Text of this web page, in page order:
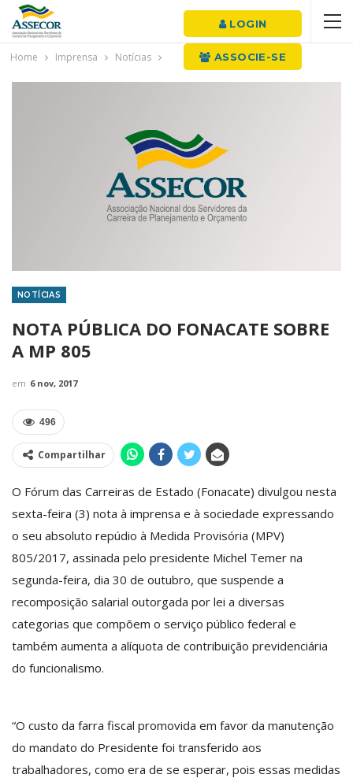
LOGIN
ASSOCIE-SE
Home Imprensa Notícias
NOTÍCIAS
NOTA PÚBLICA DO FONACATE SOBRE
A MP 805
em 6 nov, 2017
496
Compartilhar
O Fórum das Carreiras de Estado (Fonacate) divulgou nesta
sexta-feira (3) nota à imprensa e à sociedade expressando
o seu absoluto repúdio à Medida Provisória (MPV)
805/2017, assinada pelo presidente Michel Temer na
segunda-feira, dia 30 de outubro, que suspende a
recomposição salarial outorgada por lei a diversas
categorias que compõem o serviço público federal e
também aumenta a alíquota de contribuição previdenciária
do funcionalismo.
“O custo da farra fiscal promovida em favor da manutenção
do mandato do Presidente foi transferido aos
trabalhadores, como era de se esperar, pois essas medidas